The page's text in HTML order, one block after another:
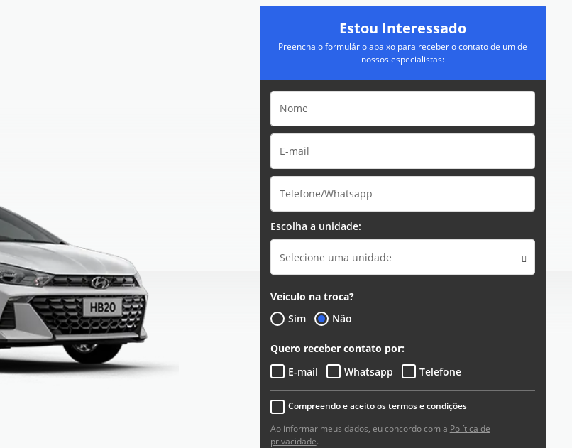
Estou Interessado
Preencha o formulário abaixo para receber o contato de um de
nossos especialistas:
Escolha a unidade:
Selecione uma unidade
Veículo na troca?
Sim
Não
Quero receber contato por:
E-mail
Whatsapp Telefone
Compreendo e aceito os termos e condições
Ao informar meus dados, eu concordo com a Política de
privacidade.